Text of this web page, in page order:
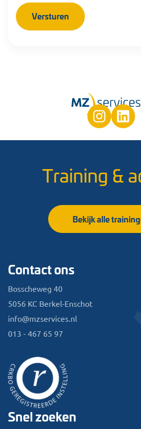
Training &
Bekijk alle
Contact ons
Bosscheweg 40
5056 KC Berkel-Enschot
info@mzservices.nl
013 - 467 65 97
Snel zoeken